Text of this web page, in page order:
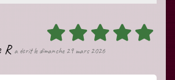
R a écrit le dimanche 29 mars 2026